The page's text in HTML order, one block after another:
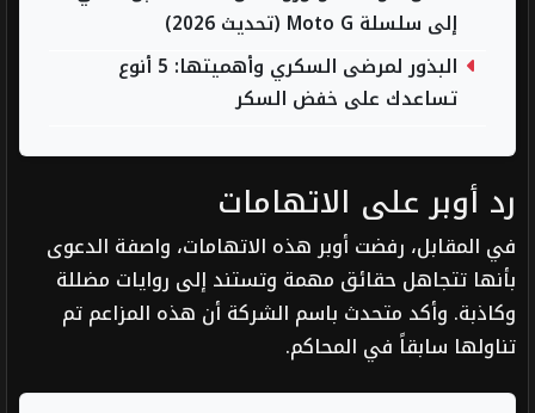
إلى سلسلة Moto G (تحديث 2026)
البذور لمرضى السكري وأهميتها: 5 أنوع
تساعدك على خفض السكر
رد أوبر على الاتهامات
في المقابل، رفضت أوبر هذه الاتهامات، واصفة الدعوى
بأنها تتجاهل حقائق مهمة وتستند إلى روايات مضللة
وكاذبة. وأكد متحدث باسم الشركة أن هذه المزاعم تم
تناولها سابقاً في المحاكم.